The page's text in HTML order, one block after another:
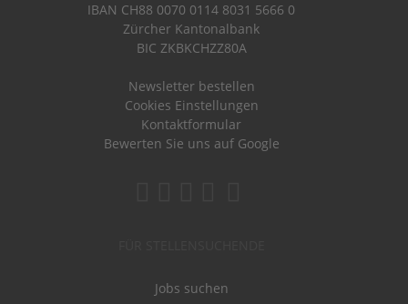
IBAN CH88 0070 0114 8031 5666 0
Zürcher Kantonalbank
BIC ZKBKCHZZ80A
Newsletter bestellen
Cookies Einstellungen
Kontaktformular
Bewerten Sie uns auf Google
Jobs suchen